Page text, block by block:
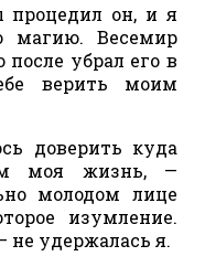
процедил он, и я
магию. Весемир
убрал его в
верить моим
доверить куда
моя жизнь, —
молодом лице
изумление.
не удержалась я.